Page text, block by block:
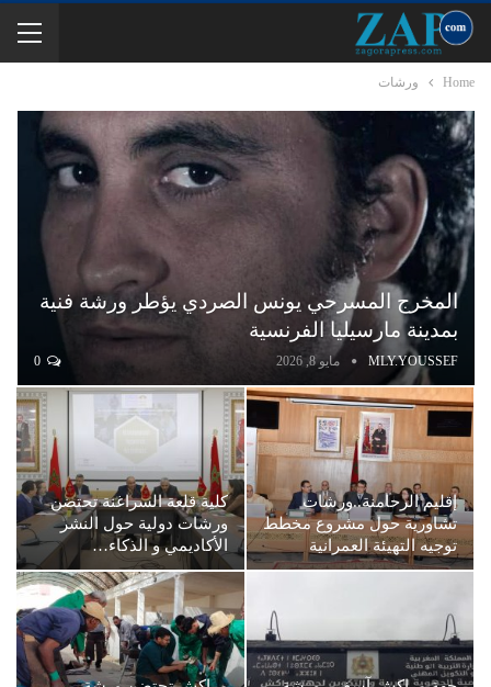
Home ورشات
المخرج المسرحي يونس الصردي يؤطر ورشة فنية
بمدينة مارسيليا الفرنسية
MLY.YOUSSEF مايو 8, 2026
إقليم الرحامنة..ورشات
تشاورية حول مشروع مخطط
توجيه التهيئة العمرانية
كلية قلعة السراغنة تحتضن
ورشات دولية حول النشر
الأكاديمي و الذكاء…